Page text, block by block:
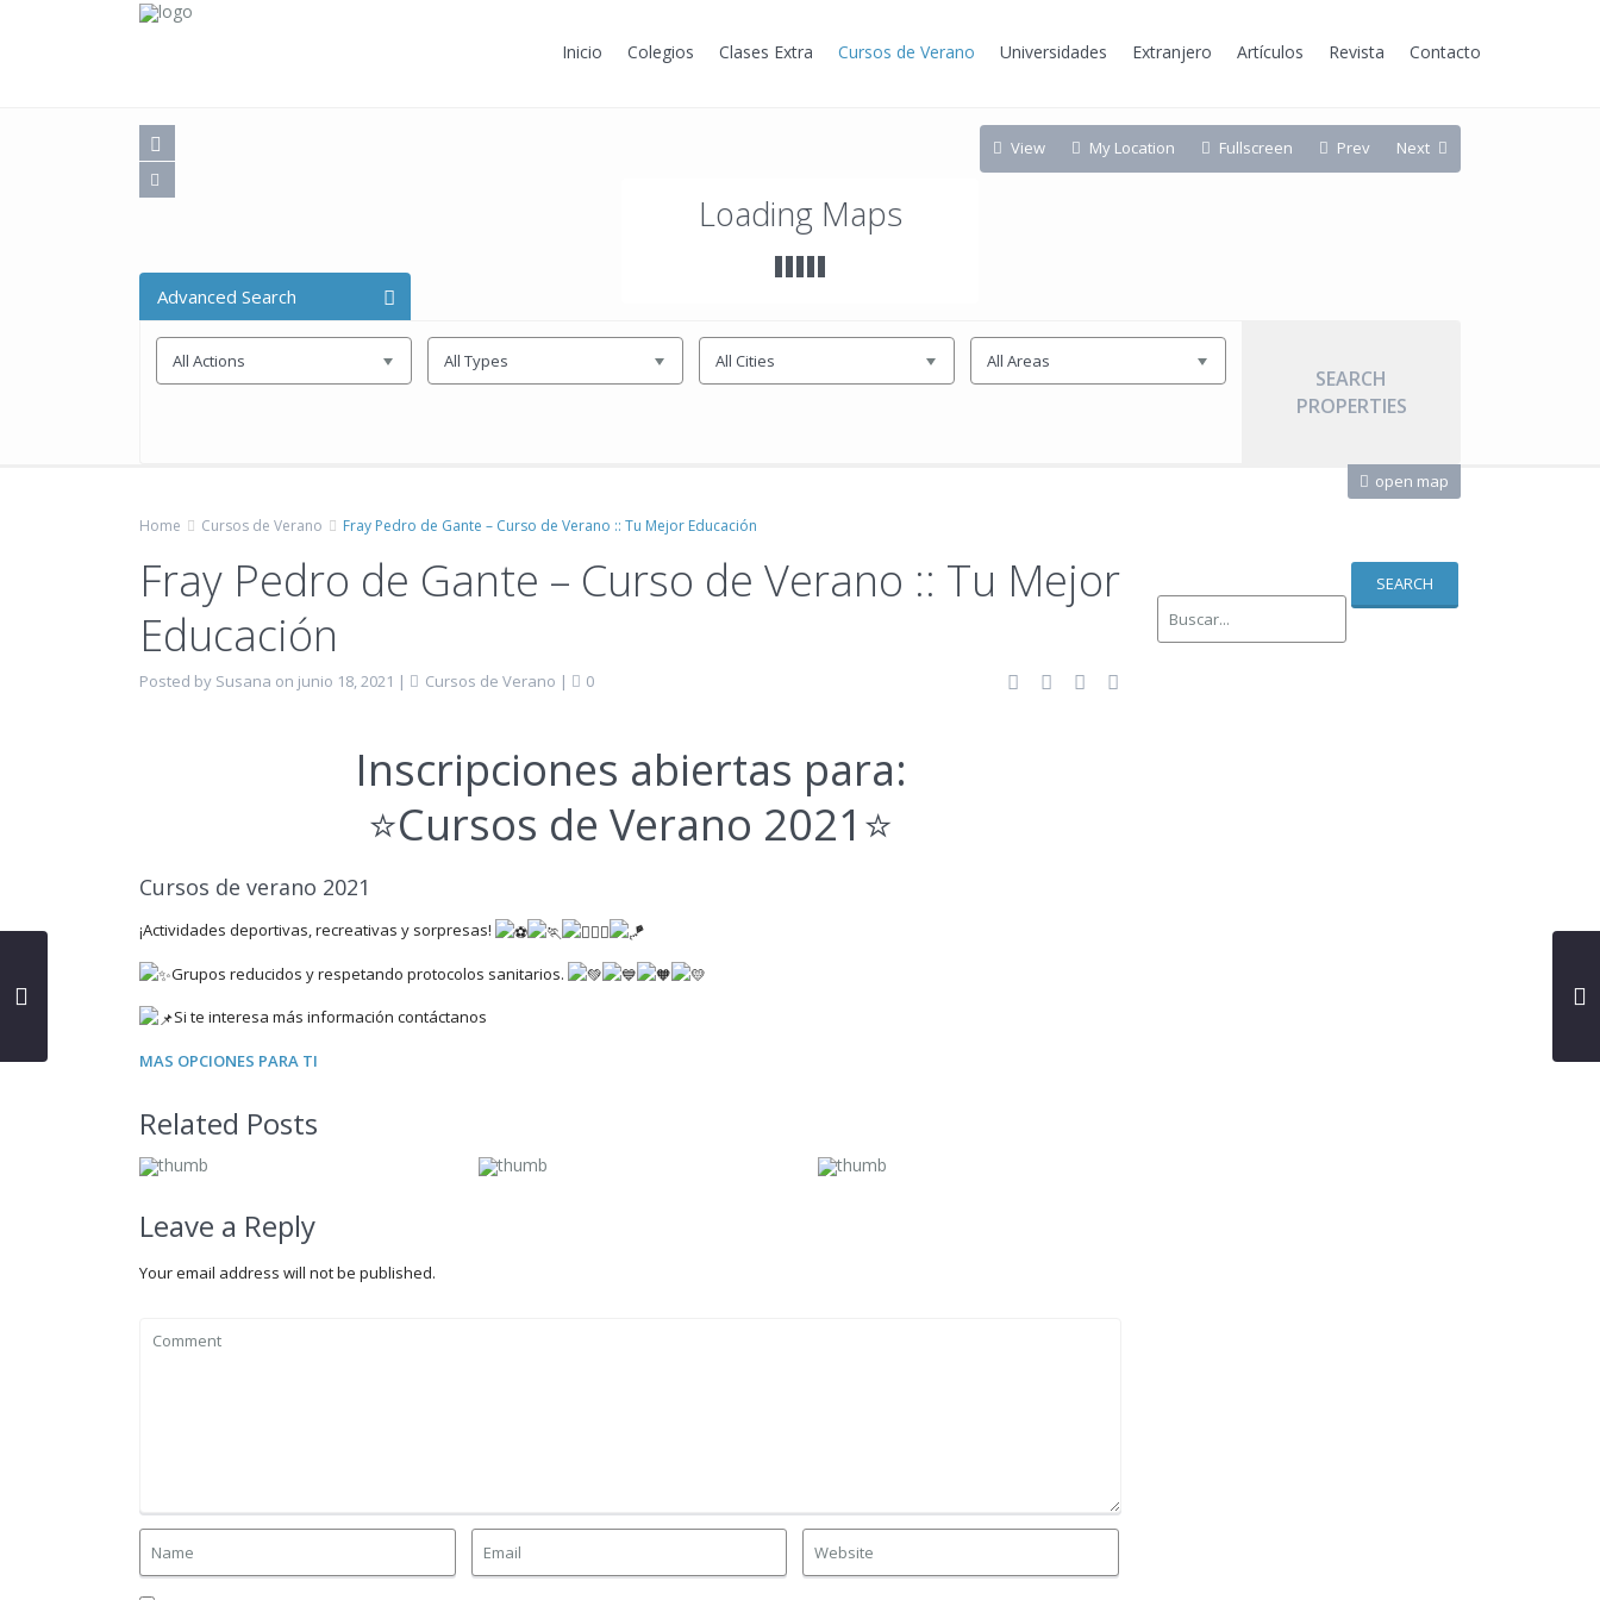
Inicio Colegios Clases Extra Cursos de Verano Universidades Extranjero Artículos Revista Contacto
Loading Maps
open map
View My Location Fullscreen Prev Next
Advanced Search
All Actions All Types All Cities All Areas
Home Cursos de Verano Fray Pedro de Gante – Curso de Verano :: Tu Mejor Educación
Fray Pedro de Gante – Curso de Verano :: Tu Mejor
Educación
Posted by Susana on junio 18, 2021 | Cursos de Verano | 0
Inscripciones abiertas para:
⭐️Cursos de Verano 2021 ⭐️
Cursos de verano 2021
¡Actividades deportivas, recreativas y sorpresas!
Grupos reducidos y respetando protocolos sanitarios.
Si te interesa más información contáctanos
MAS OPCIONES PARA TI
Related Posts
Leave a Reply
Your email address will not be published.
SEARCH